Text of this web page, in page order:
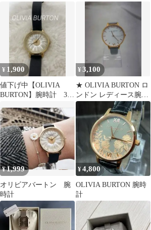
¥ 1,900
値下げ中【OLIVIA
BURTON】腕時計 3D
※電池切れ
¥3,100
★ OLIVIA BURTON ロ
ンドン レディース腕時
計 グレー系
¥1,999
オリビアバートン 腕
時計
¥4,800
OLIVIA BURTON 腕時
計